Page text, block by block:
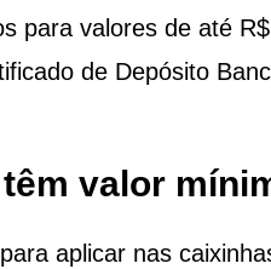
para valores de até
de Depósito
valor
aplicar nas